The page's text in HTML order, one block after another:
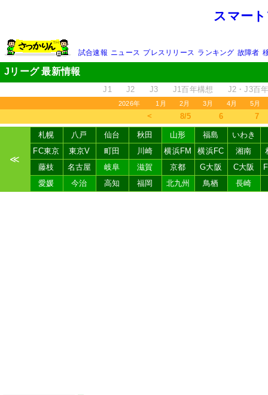
スマー
試合速報 ニュース プレスリリース ランキング 故障者
Jリーグ 最新情報
J1 J2 J3 J1百年構想 J2・J3百
2026年 1月 2月 3月 4月 5月
＜ 8/5 6 7
≪
札幌 八戸 仙台 秋田 山形 福島
いわき
FC東京
東京V 町田 川崎 横浜FM 横浜FC 湘南
藤枝
名古屋 岐阜 滋賀 京都 G大阪 C大阪
愛媛
今治 高知 福岡 北九州 鳥栖 長崎